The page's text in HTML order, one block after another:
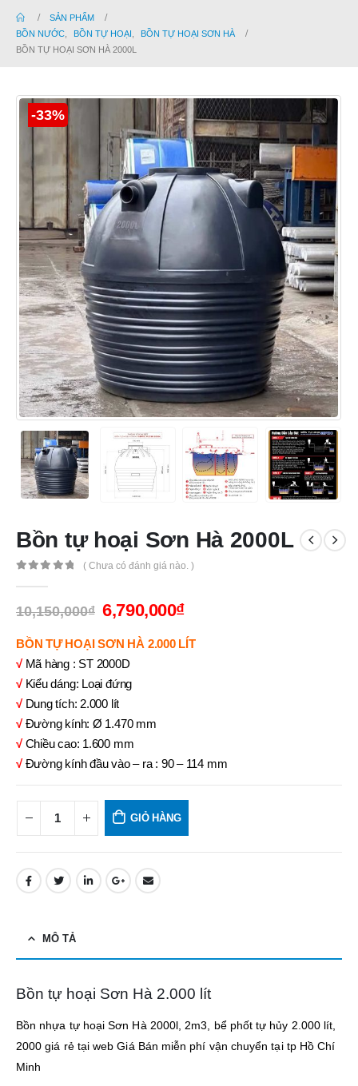
SẢN PHẨM
BỒN NƯỚC
BỒN TỰ HOẠI
BỒN TỰ HOẠI SƠN HÀ
BỒN TỰ HOẠI SƠN HÀ 2000L
-33%
Bồn tự hoại Sơn Hà 2000L
( Chưa có đánh giá nào. )
10,150,000₫ 6,790,000₫
BỒN TỰ HOẠI SƠN HÀ 2.000 LÍT
√Mã hàng : ST 2000D
√Kiểu dáng: Loại đứng
√Dung tích: 2.000 lít
√Đường kính: Ø 1.470 mm
√Chiều cao: 1.600 mm
√Đường kính đầu vào – ra : 90 – 114 mm
GIỎ HÀNG
MÔ TẢ
Bồn tự hoại Sơn Hà 2.000 lít
Bồn nhựa tự hoại Sơn Hà 2000l, 2m3, bể phốt tự hủy 2.000 lít,
2000 giá rẻ tại web Giá Bán miễn phí vận chuyển tại tp Hồ Chí
Minh